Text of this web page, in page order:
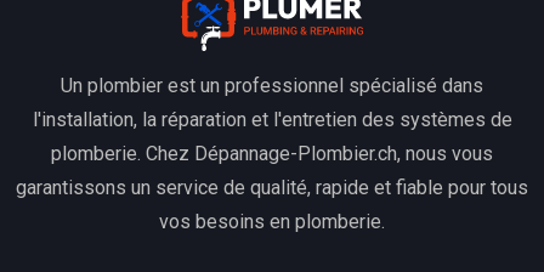
Un plombier est un professionnel spécialisé dans
l'installation, la réparation et l'entretien des systèmes de
plomberie. Chez Dépannage-Plombier.ch, nous vous
garantissons un service de qualité, rapide et fiable pour tous
vos besoins en plomberie.